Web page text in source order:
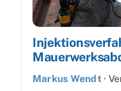
Markus Wendt·